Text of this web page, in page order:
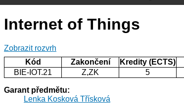
Internet of Things
Zobrazit rozvrh
Kód
Zakončení Kredity (ECTS)
BIE-IOT.21
Z,ZK 5
Garant předmětu:
Lenka Kosková Třísková